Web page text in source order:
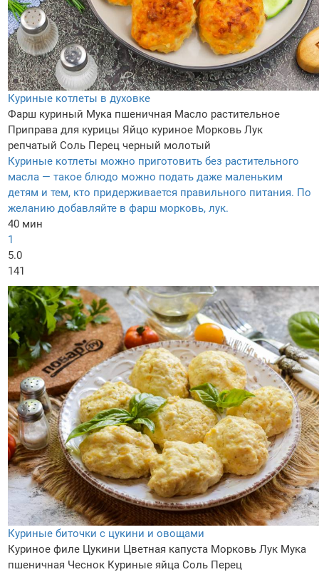
Куриные котлеты в духовке
Фарш куриный Мука пшеничная Масло растительное
Приправа для курицы Яйцо куриное Морковь Лук
репчатый Соль Перец черный молотый
Куриные котлеты можно приготовить без растительного
масла — такое блюдо можно подать даже маленьким
детям и тем, кто придерживается правильного питания. По
желанию добавляйте в фарш морковь, лук.
40 мин
1
5.0
141
Куриные биточки с цукини и овощами
Куриное филе Цукини Цветная капуста Морковь Лук Мука
пшеничная Чеснок Куриные яйца Соль Перец